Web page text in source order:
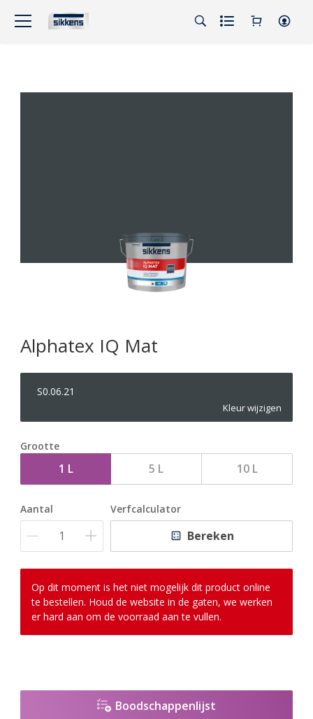
Alphatex IQ Mat
S0.06.21
Kleur wijzigen
Grootte
1 L 5 L 10 L
Aantal Verfcalculator
Bereken
Op dit moment is het niet mogelijk dit product online
te bestellen. Houd de website in de gaten, we werken
er hard aan om de voorraad aan te vullen.
Boodschappenlijst